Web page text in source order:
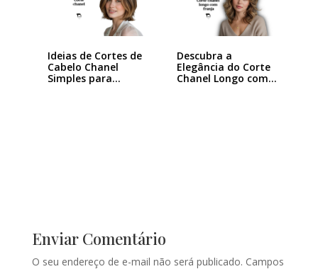
Ideias de Cortes de
Cabelo Chanel
Simples para…
Descubra a
Elegância do Corte
Chanel Longo com…
Enviar Comentário
O seu endereço de e-mail não será publicado. Campos